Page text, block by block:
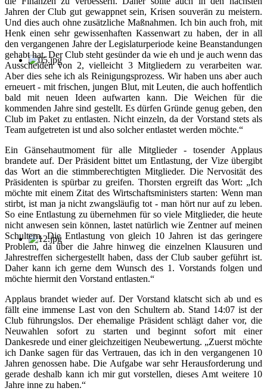
Jahren der Club gut gewappnet sein, Krisen souverän zu meistern.
Und dies auch ohne zusätzliche Maßnahmen. Ich bin auch froh, mit
Henk einen sehr gewissenhaften Kassenwart zu haben, der in all
den vergangenen Jahre der Legislaturperiode keine Beanstandungen
gehabt hat. Der Club steht gesünder da wie eh und je auch wenn das
Ausscheiden von 2, vielleicht 3 Mitgliedern zu verarbeiten war.
Aber dies sehe ich als Reinigungsprozess. Wir haben uns aber auch
erneuert - mit frischen, jungen Blut, mit Leuten, die auch hoffentlich
bald mit neuen Ideen aufwarten kann. Die Weichen für die
kommenden Jahre sind gestellt. Es dürfen Gründe genug geben, den
Club im Paket zu entlasten. Nicht einzeln, da der Vorstand stets als
Team aufgetreten ist und also solcher entlastet werden möchte.“
Ein Gänsehautmoment für alle Mitglieder - tosender Applaus
brandete auf. Der Präsident bittet um Entlastung, der Vize übergibt
das Wort an die stimmberechtigten Mitglieder. Die Nervosität des
Präsidenten is spürbar zu greifen. Thorsten ergreift das Wort: „Ich
möchte mit einem Zitat des Wirtschaftsministers starten: Wenn man
stirbt, ist man ja nicht zwangsläufig tot - man hört nur auf zu leben.
So eine Entlastung zu übernehmen für so viele Mitglieder, die heute
nicht anwesen sein können, lastet natürlich wie Zentner auf meinen
Schultern. Die Entlastung von gleich 10 Jahren ist das geringere
Problem, da über die Jahre hinweg die einzelnen Klausuren und
Jahrestreffen sichergestellt haben, dass der Club sauber geführt ist.
Daher kann ich gerne dem Wunsch des 1. Vorstands folgen und
möchte hiermit den Vorstand entlasten.“
Applaus brandet wieder auf. Der Vorstand klatscht sich ab und es
fällt eine immense Last von den Schultern ab. Stand 14:07 ist der
Club führungslos. Der ehemalige Präsident schlägt daher vor, die
Neuwahlen sofort zu starten und beginnt sofort mit einer
Dankesrede und einer gleichzeitigen Neubewertung. „Zuerst möchte
ich Danke sagen für das Vertrauen, das ich in den vergangenen 10
Jahren genossen habe. Die Aufgabe war sehr Herausforderung und
gerade deshalb kann ich mir gut vorstellen, dieses Amt weitere 10
Jahre inne zu haben.“